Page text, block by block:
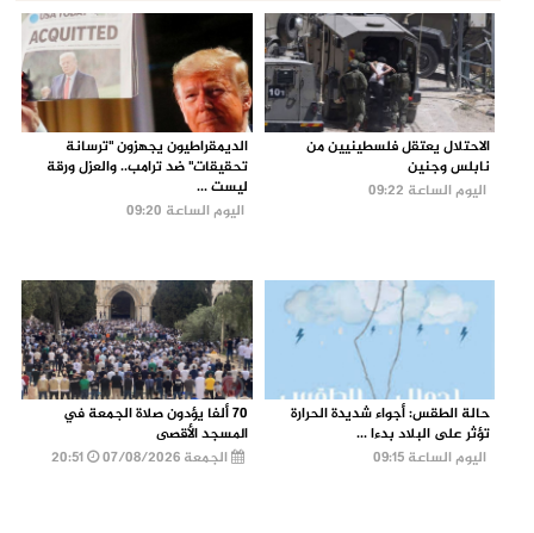
الاحتلال يعتقل فلسطينيين من
نابلس وجنين
اليوم الساعة 09:22
الديمقراطيون يجهزون "ترسانة
تحقيقات" ضد ترامب.. والعزل ورقة
ليست ...
اليوم الساعة 09:20
حالة الطقس: أجواء شديدة الحرارة
تؤثر على البلاد بدءا ...
اليوم الساعة 09:15
70 ألفا يؤدون صلاة الجمعة في
المسجد الأقصى
الجمعة 07/08/2026
20:51